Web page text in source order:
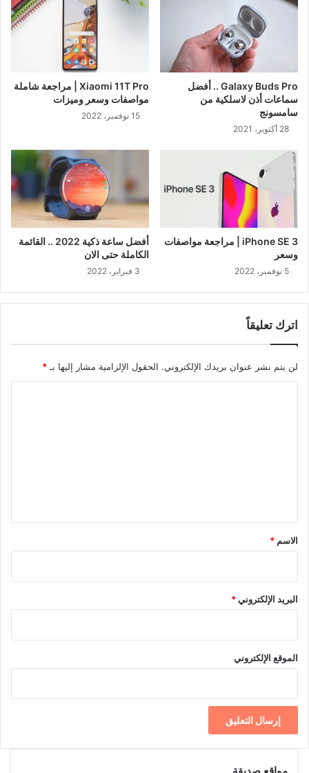
Galaxy Buds Pro .. أفضل
سماعات أذن لاسلكية من
سامسونج
28 أكتوبر، 2021
Xiaomi 11T Pro | مراجعة شاملة
مواصفات وسعر وميزات
15 نوفمبر، 2022
iPhone SE 3 | مراجعة مواصفات
وسعر
5 نوفمبر، 2022
أفضل ساعة ذكية 2022 .. القائمة
الكاملة حتى الان
3 فبراير، 2022
اترك تعليقاً
لن يتم نشر عنوان بريدك الإلكتروني. الحقول الإلزامية مشار إليها بـ *
*
الاسم *
البريد الإلكتروني*
الموقع الإلكتروني
مواقع صديقة